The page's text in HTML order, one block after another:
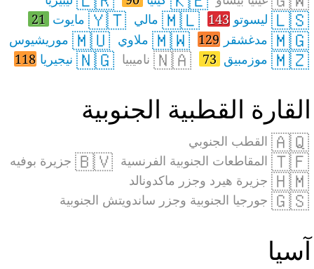
🇱🇸ليسوتو 143
🇲🇱مالي 🇾🇹مايوت 21
🇲🇬مدغشقر 129
🇲🇼ملاوي 🇲🇺موريشيوس
🇲🇿موزمبيق 73
🇳🇦ناميبيا 🇳🇬نيجيريا 118
القارة القطبية الجنوبية
🇦🇶القطب الجنوبي
🇹🇫المقاطعات الجنوبية الفرنسية 🇧🇻جزيرة بوفيه
🇭🇲جزيرة هيرد وجزر ماكدونالد
🇬🇸جورجيا الجنوبية وجزر ساندويتش الجنوبية
آسيا